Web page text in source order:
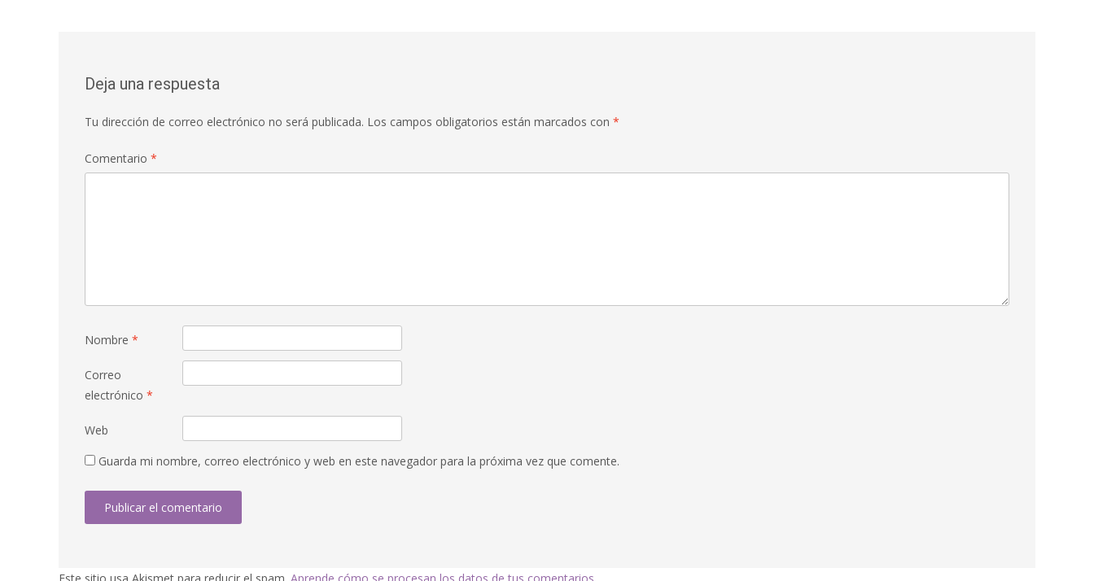
Deja una respuesta
Tu dirección de correo electrónico no será publicada. Los campos obligatorios están marcados con *
Comentario *
Nombre *
Correo
electrónico *
Web
Guarda mi nombre, correo electrónico y web en este navegador para la próxima vez que comente.